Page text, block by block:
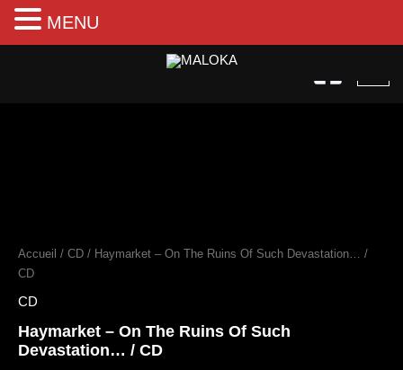
Aller
Accueil / CD / Haymarket – On The Ruins Of Such Devastation… /
CD
CD
Haymarket – On The Ruins Of Such
Devastation… / CD
–
On
The
Of
Such
MENU